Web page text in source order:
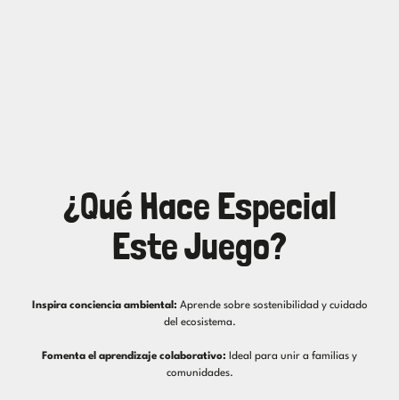
¿Qué Hace Especial
Este Juego?
Inspira conciencia ambiental: Aprende sobre sostenibilidad y cuidado
del ecosistema.
Fomenta el aprendizaje colaborativo: Ideal para unir a familias y
comunidades.